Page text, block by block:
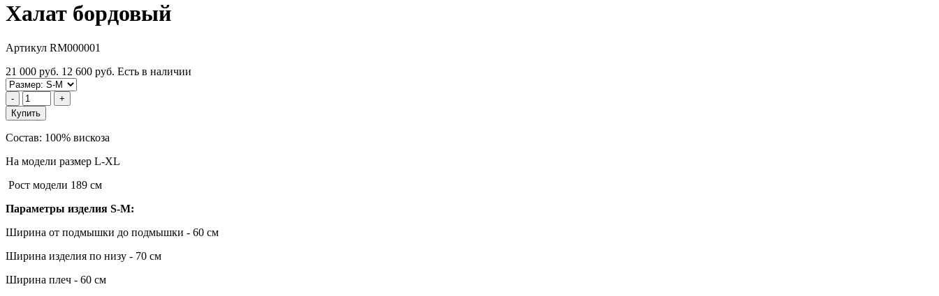
Халат бордовый
Артикул RM000001
21 000 руб. 12 600 руб. Есть в наличии
-
+
Купить
Состав: 100% вискоза
На модели размер L-XL
Рост модели 189 см
Параметры изделия S-M:
Ширина от подмышки до подмышки - 60 см
Ширина изделия по низу - 70 см
Ширина плеч - 60 см